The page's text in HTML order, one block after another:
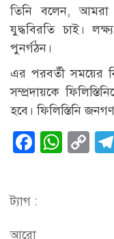
তিনি বলেন,
যুদ্ধবিরতি চাই।
পুনর্গঠন।
এর পরবর্তী সময়ের
সম্প্রদায়কে
হবে। ফিলিস্তিনি জনগণ
ট্যাগ :
আরো